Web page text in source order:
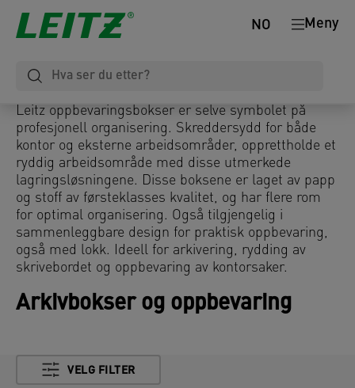
Meny
NO
Leitz oppbevaringsbokser er selve symbolet på
profesjonell organisering. Skreddersydd for både
kontor og eksterne arbeidsområder, opprettholde et
ryddig arbeidsområde med disse utmerkede
lagringsløsningene. Disse boksene er laget av papp
og stoff av førsteklasses kvalitet, og har flere rom
for optimal organisering. Også tilgjengelig i
sammenleggbare design for praktisk oppbevaring,
også med lokk. Ideell for arkivering, rydding av
skrivebordet og oppbevaring av kontorsaker.
Arkivbokser og oppbevaring
VELG FILTER